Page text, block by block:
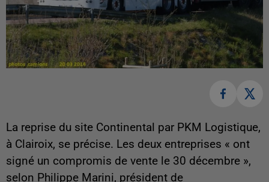
La reprise du site Continental par PKM Logistique,
à Clairoix, se précise. Les deux entreprises « ont
signé un compromis de vente le 30 décembre »,
selon Philippe Marini, président de